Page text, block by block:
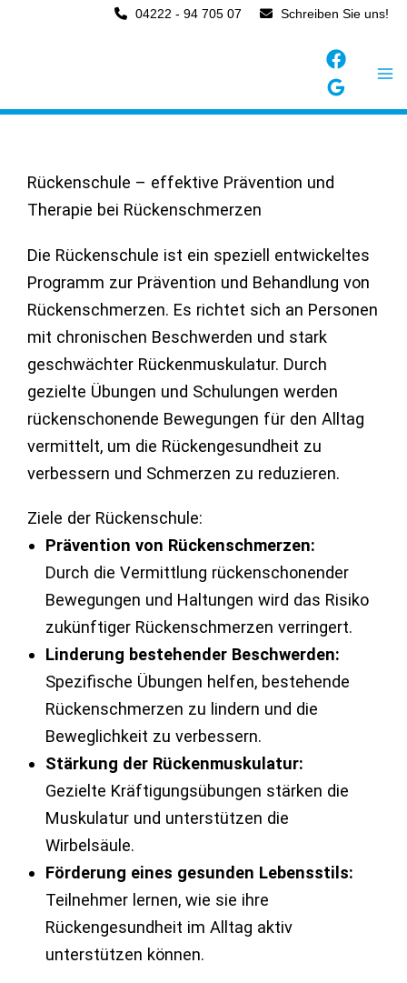
04222 - 94 705 07 Schreiben Sie uns!
Rückenschule – effektive Prävention und
Therapie bei Rückenschmerzen
Die Rückenschule ist ein speziell entwickeltes
Programm zur Prävention und Behandlung von
Rückenschmerzen. Es richtet sich an Personen
mit chronischen Beschwerden und stark
geschwächter Rückenmuskulatur. Durch
gezielte Übungen und Schulungen werden
rückenschonende Bewegungen für den Alltag
vermittelt, um die Rückengesundheit zu
verbessern und Schmerzen zu reduzieren.
Ziele der Rückenschule:
Prävention von Rückenschmerzen:
Durch die Vermittlung rückenschonender
Bewegungen und Haltungen wird das Risiko
zukünftiger Rückenschmerzen verringert.
Linderung bestehender Beschwerden:
Spezifische Übungen helfen, bestehende
Rückenschmerzen zu lindern und die
Beweglichkeit zu verbessern.
Stärkung der Rückenmuskulatur:
Gezielte Kräftigungsübungen stärken die
Muskulatur und unterstützen die
Wirbelsäule.
Förderung eines gesunden Lebensstils:
Teilnehmer lernen, wie sie ihre
Rückengesundheit im Alltag aktiv
unterstützen können.